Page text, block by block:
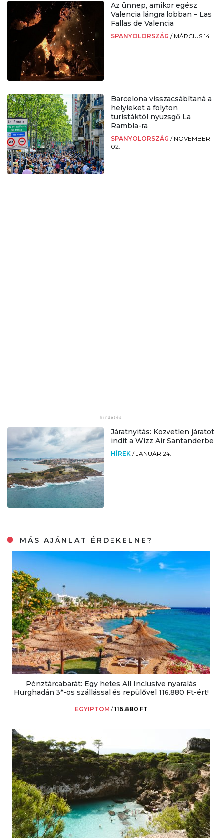
Az ünnep, amikor egész
Valencia lángra lobban – Las
Fallas de Valencia
SPANYOLORSZÁG / MÁRCIUS 14.
Barcelona visszacsábítaná a
helyieket a folyton
turistáktól nyüzsgő La
Rambla-ra
SPANYOLORSZÁG / NOVEMBER
02.
Járatnyitás: Közvetlen járatot
indít a Wizz Air Santanderbe
HÍREK /JANUÁR 24.
MÁS AJÁNLAT ÉRDEKELNE?
Pénztárcabarát: Egy hetes All Inclusive nyaralás
Hurghadán 3*-os szállással és repülővel 116.880 Ft-ért!
EGYIPTOM /116.880 FT